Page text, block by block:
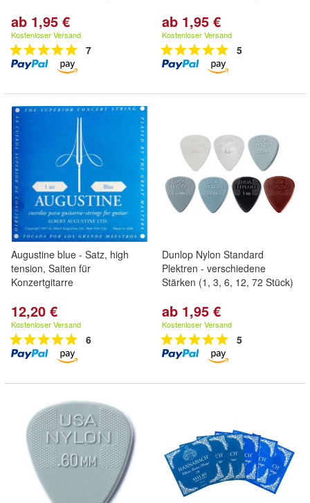
ab 1,95 €
Kostenloser Versand
7
ab 1,95 €
Kostenloser Versand
5
Augustine blue - Satz, high
tension, Saiten für
Konzertgitarre
12,20 €
Kostenloser Versand
6
Dunlop Nylon Standard
Plektren - verschiedene
Stärken (1, 3, 6, 12, 72 Stück)
ab 1,95 €
Kostenloser Versand
5